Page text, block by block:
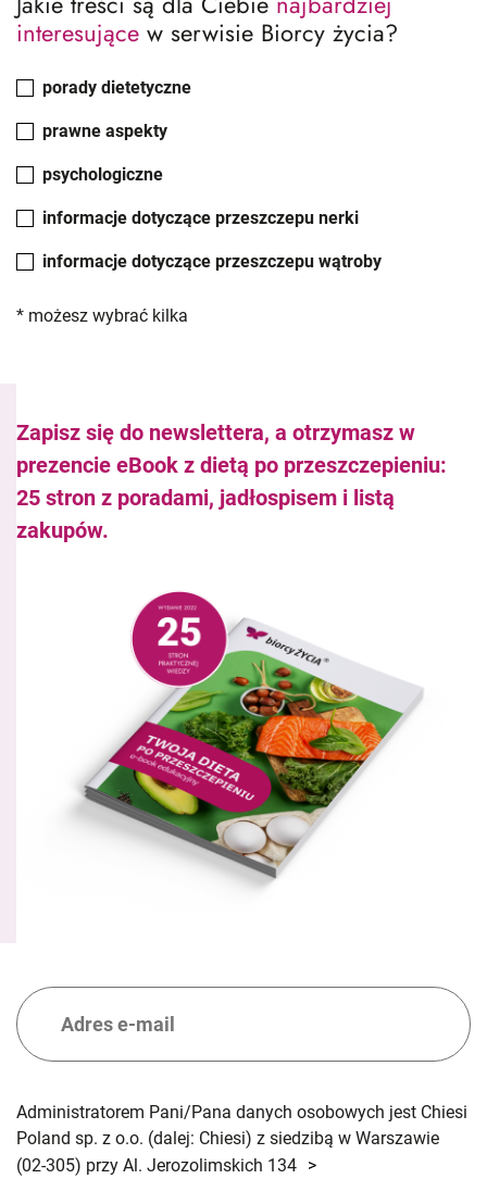
interesujące w serwisie Biorcy życia?
porady dietetyczne
prawne aspekty
psychologiczne
informacje dotyczące przeszczepu nerki
informacje dotyczące przeszczepu wątroby
* możesz wybrać kilka
Zapisz się do newslettera, a otrzymasz w
prezencie eBook z dietą po przeszczepieniu:
25 stron z poradami, jadłospisem i listą
zakupów.
Administratorem Pani/Pana danych osobowych jest Chiesi
Poland sp. z o.o. (dalej: Chiesi) z siedzibą w Warszawie
(02-305) przy Al. Jerozolimskich 134 >